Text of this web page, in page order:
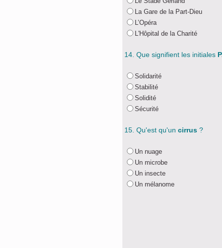
La Gare de la Part-Dieu
L’Opéra
L'Hôpital de la Charité
14. Que signifient les initiales
Solidarité
Stabilité
Solidité
Sécurité
15. Qu'est qu'un cirrus ?
Un nuage
Un microbe
Un insecte
Un mélanome